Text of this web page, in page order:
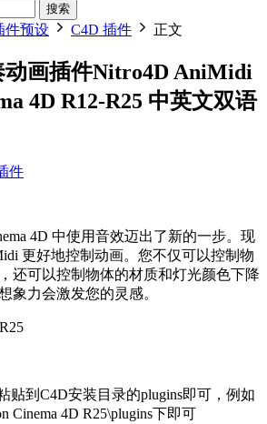
搜索
件预设 C4D 插件 正文
动画插件Nitro4D AniMidi
4D R12-R25 中英文双语
件
4D 中使用音效迈出了新的一步。现
更好地控制动画。您不仅可以控制物
还可以控制物体的材质和灯光颜色下降
力会激发您的灵感。
贴到C4D安装目录的plugins即可，例如
Cinema 4D R25\plugins下即可